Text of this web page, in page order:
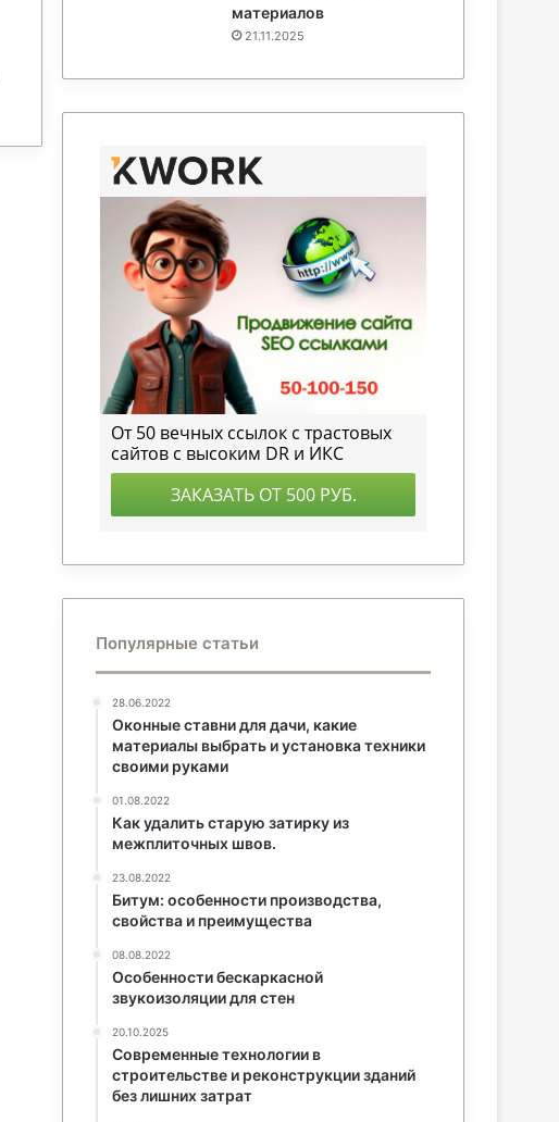
материалов
21.11.2025
Популярные статьи
28.06.2022
Оконные ставни для дачи, какие
материалы выбрать и установка техники
своими руками
01.08.2022
Как удалить старую затирку из
межплиточных швов.
23.08.2022
Битум: особенности производства,
свойства и преимущества
08.08.2022
Особенности бескаркасной
звукоизоляции для стен
20.10.2025
Современные технологии в
строительстве и реконструкции зданий
без лишних затрат